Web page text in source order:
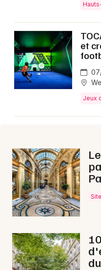
Sorties & loisirs
Aujourd'hui en Ile de
Newsletter des
Actus dans les
Magazine dans les
et
Jeux